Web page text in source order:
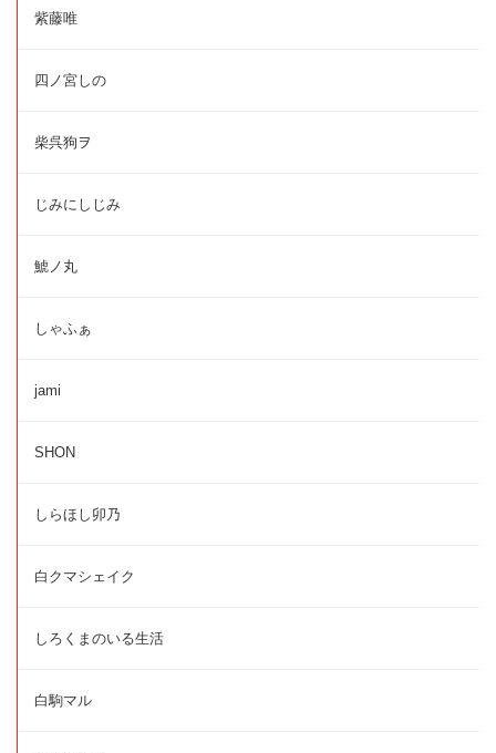
紫藤唯
四ノ宮しの
柴呉狗ヲ
じみにしじみ
鯱ノ丸
しゃふぁ
jami
SHON
しらほし卯乃
白クマシェイク
しろくまのいる生活
白駒マル